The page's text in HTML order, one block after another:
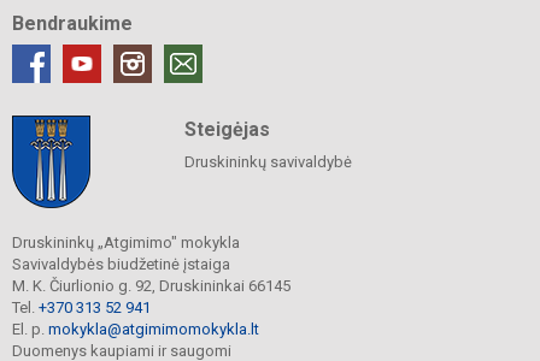
Bendraukime
Steigėjas
Druskininkų savivaldybė
Druskininkų „Atgimimo" mokykla
Savivaldybės biudžetinė įstaiga
M. K. Čiurlionio g. 92, Druskininkai 66145
Tel. +370 313 52 941
El. p. mokykla@atgimimomokykla.lt
Duomenys kaupiami ir saugomi